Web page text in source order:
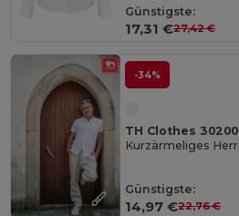
Günstigste:
17,31 €27,42 €
-34%
TH Clothes 30200
Günstigste:
14,97 €22,76 €